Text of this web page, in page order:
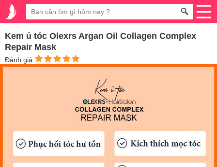
Kem ủ tóc Olexrs Argan Oil Collagen Complex
Repair Mask
Đánh giá